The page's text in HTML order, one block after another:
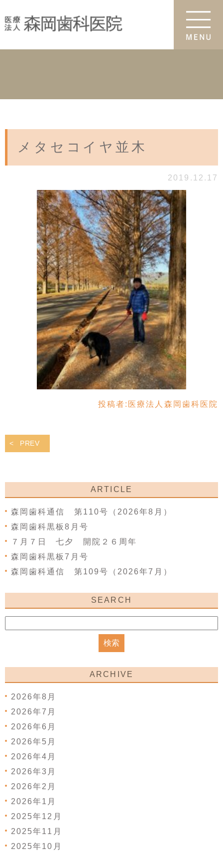
メタセコイヤ並木
2019.12.17
投稿者: 医療法人森岡歯科医院
PREV
ARTICLE
森岡歯科通信 第110号（2026年8月）
森岡歯科黒板8月号
７月７日 七夕 開院２６周年
森岡歯科黒板7月号
森岡歯科通信 第109号（2026年7月）
SEARCH
ARCHIVE
2026年8月
2026年7月
2026年6月
2026年5月
2026年4月
2026年3月
2026年2月
2026年1月
2025年12月
2025年11月
2025年10月